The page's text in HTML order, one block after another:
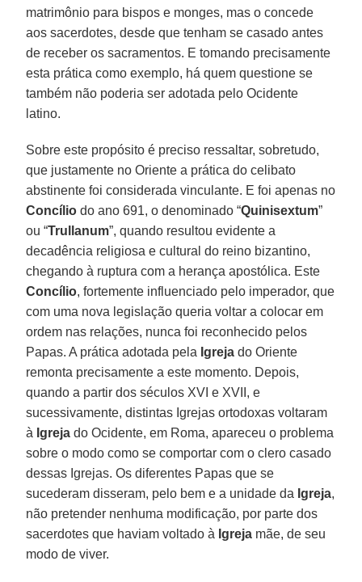
matrimônio para bispos e monges, mas o concede
aos sacerdotes, desde que tenham se casado antes
de receber os sacramentos. E tomando precisamente
esta prática como exemplo, há quem questione se
também não poderia ser adotada pelo Ocidente
latino.
Sobre este propósito é preciso ressaltar, sobretudo,
que justamente no Oriente a prática do celibato
abstinente foi considerada vinculante. E foi apenas no
Concílio do ano 691, o denominado “Quinisextum”
ou “Trullanum”, quando resultou evidente a
decadência religiosa e cultural do reino bizantino,
chegando à ruptura com a herança apostólica. Este
Concílio, fortemente influenciado pelo imperador, que
com uma nova legislação queria voltar a colocar em
ordem nas relações, nunca foi reconhecido pelos
Papas. A prática adotada pela Igreja do Oriente
remonta precisamente a este momento. Depois,
quando a partir dos séculos XVI e XVII, e
sucessivamente, distintas Igrejas ortodoxas voltaram
à Igreja do Ocidente, em Roma, apareceu o problema
sobre o modo como se comportar com o clero casado
dessas Igrejas. Os diferentes Papas que se
sucederam disseram, pelo bem e a unidade da Igreja,
não pretender nenhuma modificação, por parte dos
sacerdotes que haviam voltado à Igreja mãe, de seu
modo de viver.